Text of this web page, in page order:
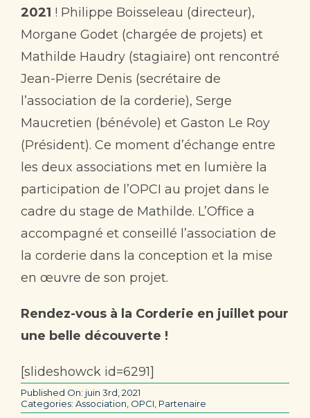
2021 ! Philippe Boisseleau (directeur),
Morgane Godet (chargée de projets) et
Mathilde Haudry (stagiaire) ont rencontré
Jean-Pierre Denis (secrétaire de
l’association de la corderie), Serge
Maucretien (bénévole) et Gaston Le Roy
(Président). Ce moment d’échange entre
les deux associations met en lumière la
participation de l’OPCI au projet dans le
cadre du stage de Mathilde. L’Office a
accompagné et conseillé l’association de
la corderie dans la conception et la mise
en œuvre de son projet.
Rendez-vous à la Corderie en juillet pour
une belle découverte !
[slideshowck id=6291]
Published On: juin 3rd, 2021
Categories: Association OPCI Partenaire